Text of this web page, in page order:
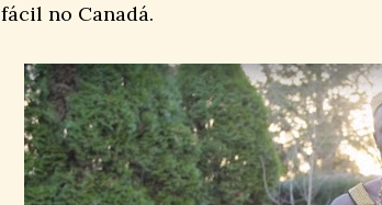
fácil no Canadá.